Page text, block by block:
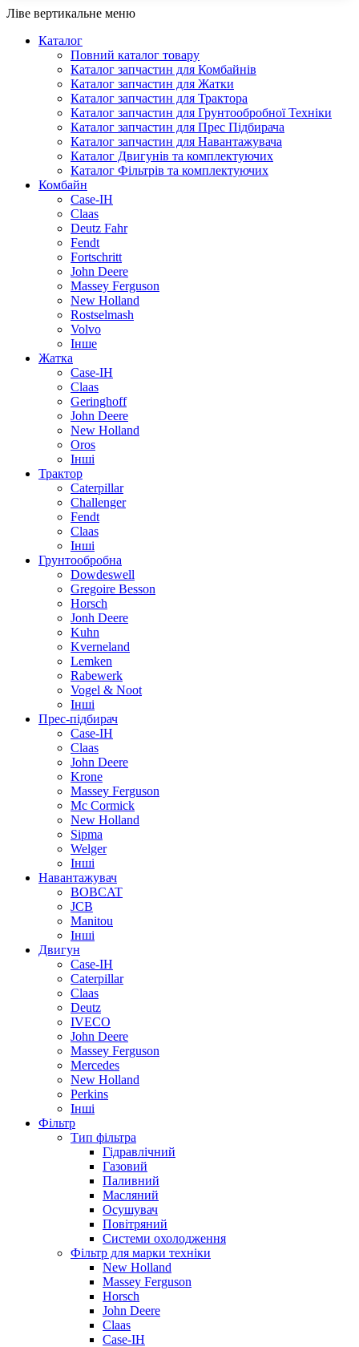
Придбати 84268475 можна у нашому каталозі:
запчастини на . По завершенню замовлення Вам
зателефонує наш менеджер та допоможе
придбати 84268475 Помпа підкачки палива двигуна
Ford - New Holland по вигідній ціні з доставкою в Київ,
Харків, Львів.
Ліве вертикальне меню
Каталог
Повний каталог товару
Каталог запчастин для Комбайнів
Каталог запчастин для Жатки
Каталог запчастин для Трактора
Каталог запчастин для Грунтообробної Техніки
Каталог запчастин для Прес Підбирача
Каталог запчастин для Навантажувача
Каталог Двигунів та комплектуючих
Каталог Фільтрів та комплектуючих
Комбайн
Case-IH
Claas
Deutz Fahr
Fendt
Fortschritt
John Deere
Massey Ferguson
New Holland
Rostselmash
Volvo
Інше
Жатка
Case-IH
Claas
Geringhoff
John Deere
New Holland
Oros
Інші
Трактор
Caterpillar
Challenger
Fendt
Claas
Інші
Грунтообробна
Dowdeswell
Gregoire Besson
Horsch
Jonh Deere
Kuhn
Kverneland
Lemken
Rabewerk
Vogel & Noot
Інші
Прес-підбирач
Case-IH
Claas
John Deere
Krone
Massey Ferguson
Mc Cormick
New Holland
Sipma
Welger
Інші
Навантажувач
BOBCAT
JCB
Manitou
Інші
Двигун
Case-IH
Caterpillar
Claas
Deutz
IVECO
John Deere
Massey Ferguson
Mercedes
New Holland
Perkins
Інші
Фільтр
Тип фільтра
Гідравлічний
Газовий
Паливний
Масляний
Осушувач
Повітряний
Системи охолодження
Фільтр для марки техніки
New Holland
Massey Ferguson
Horsch
John Deere
Claas
Case-IH